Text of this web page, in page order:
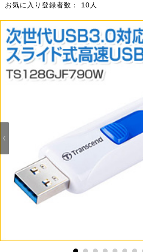
お気に入り登録者数：
10人